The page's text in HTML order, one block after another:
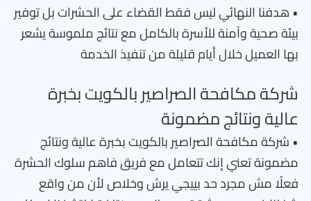
• هدفنا النهائي ليس فقط القضاء على الحشرات بل توفير
بيئة صحية وآمنة للأسرة بالكامل مع نتائج ملموسة يشعر
بها العميل خلال أيام قليلة من تنفيذ الخدمة
شركة مكافحة الصراصير بالكويت بخبرة
عالية ونتائج مضمونة
• شركة مكافحة الصراصير بالكويت بخبرة عالية ونتائج
مضمونة تعني إنك تتعامل مع فريق فاهم سلوك الحشرة
فعلًا مش مجرد حد بييجي يرش وخلاص لأن من واقع